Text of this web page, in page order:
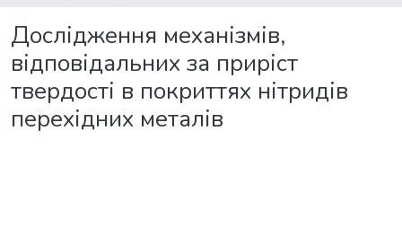
Дослідження механізмів,
відповідальних за приріст
твердості в покриттях нітридів
перехідних металів